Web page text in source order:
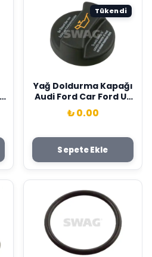
Tükendi
Yağ Doldurma Kapağı
Audi Ford Car Ford Us
Seat Skoda Vw Volvo
Car Swag 026103485-
026103485D-026
₺ 0.00
Sepete Ekle